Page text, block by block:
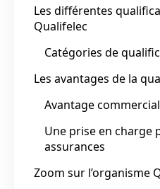
Les différentes
Qualifelec
Catégories de
Les avantages de la
Avantage commercial
Une prise en charge
assurances
Zoom sur l’organisme